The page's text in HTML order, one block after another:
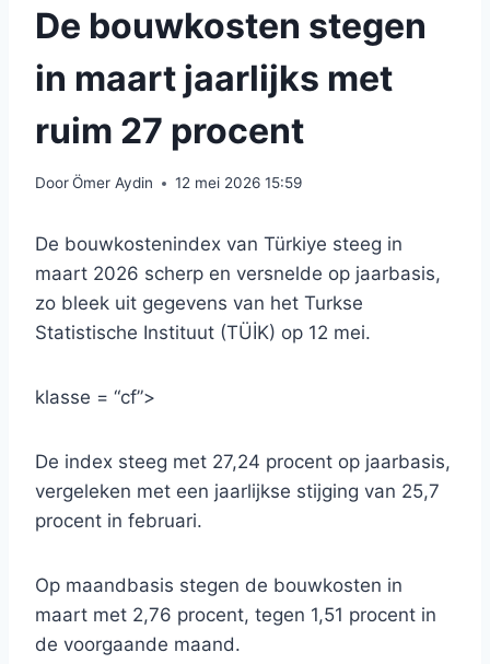
De bouwkosten stegen
in maart jaarlijks met
ruim 27 procent
DoorÖmer Aydin 12 mei 2026 15:59
De bouwkostenindex van Türkiye steeg in
maart 2026 scherp en versnelde op jaarbasis,
zo bleek uit gegevens van het Turkse
Statistische Instituut (TÜİK) op 12 mei.
klasse = “cf”>
De index steeg met 27,24 procent op jaarbasis,
vergeleken met een jaarlijkse stijging van 25,7
procent in februari.
Op maandbasis stegen de bouwkosten in
maart met 2,76 procent, tegen 1,51 procent in
de voorgaande maand.